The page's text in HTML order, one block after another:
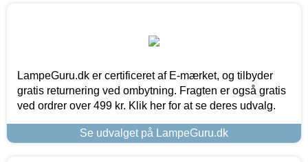
LampeGuru.dk er certificeret af E-mærket, og tilbyder
gratis returnering ved ombytning. Fragten er også gratis
ved ordrer over 499 kr. Klik her for at se deres udvalg.
Se udvalget på LampeGuru.dk